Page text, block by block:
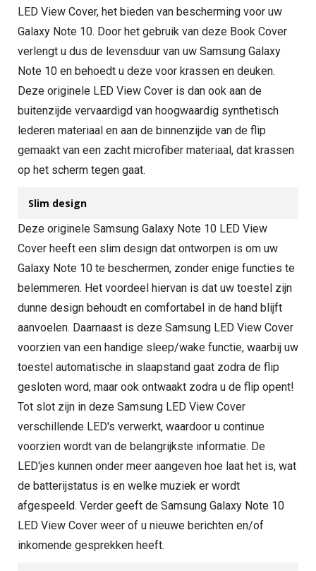
LED View Cover, het bieden van bescherming voor uw
Galaxy Note 10. Door het gebruik van deze Book Cover
verlengt u dus de levensduur van uw Samsung Galaxy
Note 10 en behoedt u deze voor krassen en deuken.
Deze originele LED View Cover is dan ook aan de
buitenzijde vervaardigd van hoogwaardig synthetisch
lederen materiaal en aan de binnenzijde van de flip
gemaakt van een zacht microfiber materiaal, dat krassen
op het scherm tegen gaat.
Slim design
Deze originele Samsung Galaxy Note 10 LED View
Cover heeft een slim design dat ontworpen is om uw
Galaxy Note 10 te beschermen, zonder enige functies te
belemmeren. Het voordeel hiervan is dat uw toestel zijn
dunne design behoudt en comfortabel in de hand blijft
aanvoelen. Daarnaast is deze Samsung LED View Cover
voorzien van een handige sleep/wake functie, waarbij uw
toestel automatische in slaapstand gaat zodra de flip
gesloten word, maar ook ontwaakt zodra u de flip opent!
Tot slot zijn in deze Samsung LED View Cover
verschillende LED's verwerkt, waardoor u continue
voorzien wordt van de belangrijkste informatie. De
LED'jes kunnen onder meer aangeven hoe laat het is, wat
de batterijstatus is en welke muziek er wordt
afgespeeld. Verder geeft de Samsung Galaxy Note 10
LED View Cover weer of u nieuwe berichten en/of
inkomende gesprekken heeft.